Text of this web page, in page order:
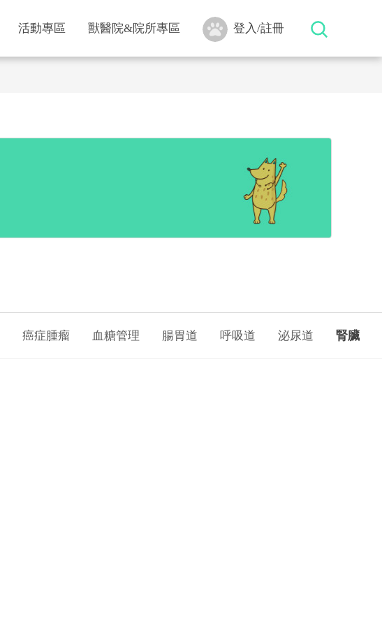
活動專區 獸醫院&院所專區 登入/註冊
癌症腫瘤 血糖管理 腸胃道 呼吸道 泌尿道 腎臟